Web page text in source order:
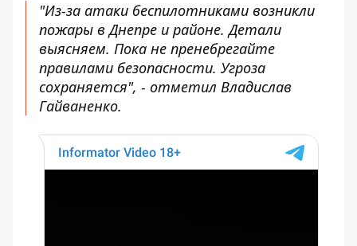
"Из-за атаки беспилотниками возникли
пожары в Днепре и районе. Детали
выясняем. Пока не пренебрегайте
правилами безопасности. Угроза
сохраняется", - отметил Владислав
Гайваненко.